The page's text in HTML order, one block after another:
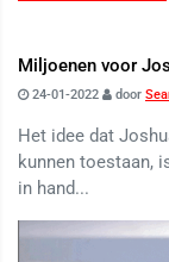
Miljoenen voor
24-01-2022 door
Het idee dat
kunnen toestaan,
in hand...